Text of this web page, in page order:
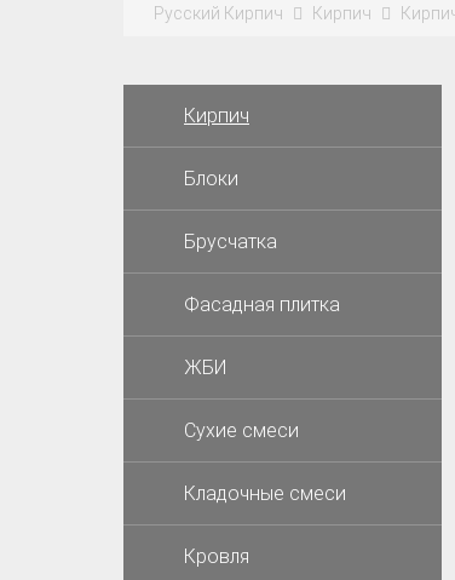
Русский Кирпич Кирпич
Кирпич
Блоки
Брусчатка
Фасадная плитка
ЖБИ
Cухие смеси
Кладочные смеси
Кровля